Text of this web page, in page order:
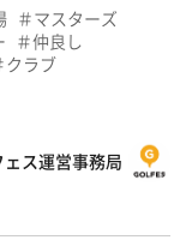
マスターズ
仲良し
クラブ
ェス運営事務局